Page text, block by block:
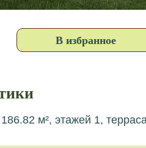
В избранное
м², этажей 1,